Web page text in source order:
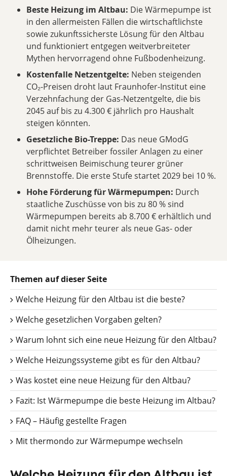
Beste Heizung im Altbau: Die Wärmepumpe ist
in den allermeisten Fällen die wirtschaftlichste
sowie zukunftssicherste Lösung für den Altbau
und funktioniert entgegen weitverbreiteter
Mythen hervorragend ohne Fußbodenheizung.
Kostenfalle Netzentgelte: Neben steigenden
CO₂-Preisen droht laut Fraunhofer-Institut eine
Verzehnfachung der Gas-Netzentgelte, die bis
2045 auf bis zu 4.300 € jährlich pro Haushalt
steigen könnten.
Gesetzliche Bio-Treppe: Das neue GModG
verpflichtet Betreiber fossiler Anlagen zu einer
schrittweisen Beimischung teurer grüner
Brennstoffe. Die erste Stufe startet 2029 bei 10 %.
Hohe Förderung für Wärmepumpen: Durch
staatliche Zuschüsse von bis zu 80 % sind
Wärmepumpen bereits ab 8.700 € erhältlich und
damit nicht mehr teurer als neue Gas- oder
Ölheizungen.
Themen auf dieser Seite
Welche Heizung für den Altbau ist die beste?
Welche gesetzlichen Vorgaben gelten?
Warum lohnt sich eine neue Heizung für den Altbau?
Welche Heizungssysteme gibt es für den Altbau?
Was kostet eine neue Heizung für den Altbau?
Fazit: Ist Wärmepumpe die beste Heizung im Altbau?
FAQ – Häufig gestellte Fragen
Mit thermondo zur Wärmepumpe wechseln